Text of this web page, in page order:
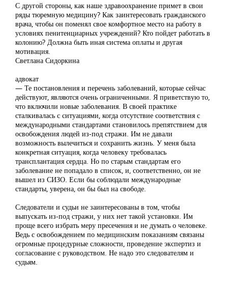
С другой стороны, как наше здравоохранение примет в свои
ряды тюремную медицину? Как заинтересовать гражданского
врача, чтобы он поменял свое комфортное место на работу в
условиях пенитенциарных учреждений? Кто пойдет работать в
колонию? Должна быть иная система оплаты и другая
мотивация.
Светлана Сидоркина
адвокат
— Те постановления и перечень заболеваний, которые сейчас
действуют, являются очень ограниченными. Я приветствую то,
что включили новые заболевания. В своей практике
сталкивалась с ситуациями, когда отсутствие соответствия с
международными стандартами становилось препятствием для
освобождения людей из-под стражи. Им не давали
возможность вылечиться и сохранить жизнь. У меня была
конкретная ситуация, когда человеку требовалась
трансплантация сердца. Но по старым стандартам его
заболевание не попадало в список, и, соответственно, он не
вышел из СИЗО. Если бы соблюдали международные
стандарты, уверена, он бы был на свободе.
Следователи и судьи не заинтересованы в том, чтобы
выпускать из-под стражи, у них нет такой установки. Им
проще всего избрать меру пресечения и не думать о человеке.
Ведь с освобождением по медицинским показаниям связаны
огромные процедурные сложности, проведение экспертиз и
согласование с руководством. Не надо это следователям и
судьям.